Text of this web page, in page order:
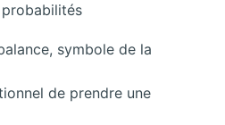
symbole de la
de prendre une